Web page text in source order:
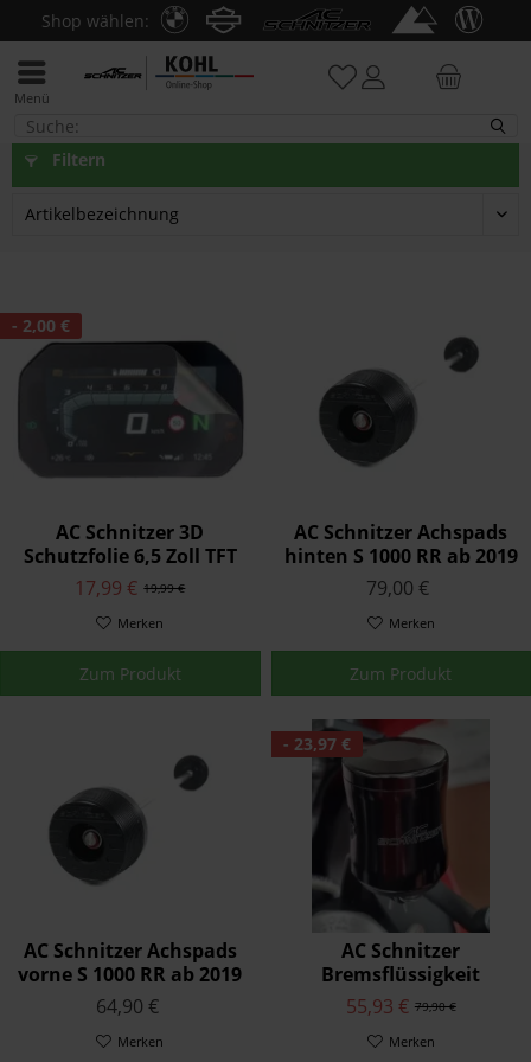
Shop wählen:
Menü
S 1000 RR 2019-22
Filtern
- 2,00 €
AC Schnitzer 3D
Schutzfolie 6,5 Zoll TFT
Display19,99 €
17,99 €
Merken
Zum Produkt
AC Schnitzer Achspads
hinten S 1000 RR ab 2019
79,00 €
Merken
Zum Produkt
AC Schnitzer Achspads
vorne S 1000 RR ab 2019
64,90 €
Merken
- 23,97 €
AC Schnitzer
Bremsflüssigkeit
Ausgleichsbehälter S
1000 RR 2019-22
79,90 €
55,93 €
Merken